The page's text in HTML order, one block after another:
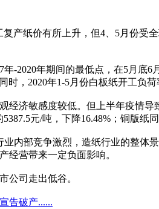
纸价有所上升，但4、5月份受
年期间的最低点，在5月底6
时，2020年1-5月份白板纸开工负
敏感度较低。但上半年疫情导
元/吨，下降16.48%；铜版纸
部竞争激烈，造纸行业的整体
经营带来一定负面影响。
司走出低谷。
告破产......